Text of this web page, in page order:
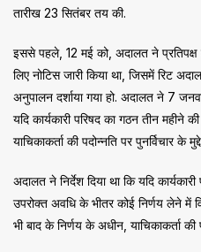
तारीख 23 सितंबर तय की.
इससे पहले, 12 मई को, अदालत ने
लिए नोटिस जारी किया था, जिसमें रिट
अनुपालन दर्शाया गया हो. अदालत ने 7
यदि कार्यकारी परिषद का गठन तीन महीने
याचिकाकर्ता की पदोन्नति पर पुनर्विचार के
अदालत ने निर्देश दिया था कि यदि
उपरोक्त अवधि के भीतर कोई निर्णय लेने में
भी बाद के निर्णय के अधीन, याचिकाकर्ता की